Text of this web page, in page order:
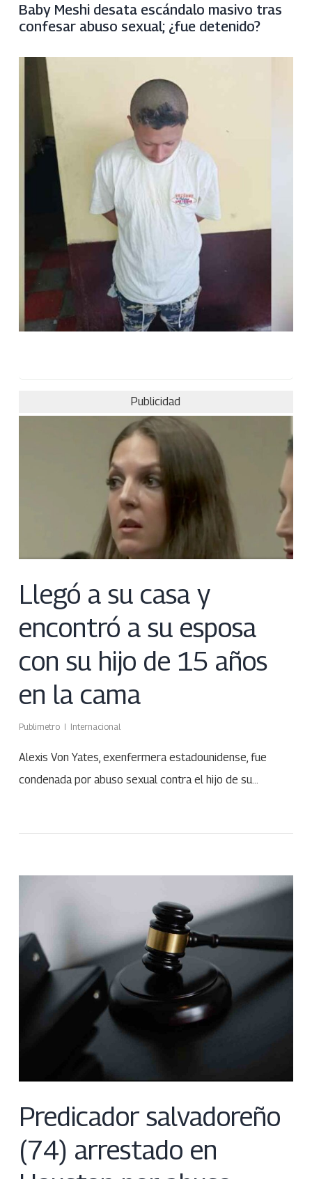
Baby Meshi desata escándalo masivo tras
confesar abuso sexual; ¿fue detenido?
Publicidad
Llegó a su casa y
encontró a su esposa
con su hijo de 15 años
en la cama
Publimetro Internacional
Alexis Von Yates, exenfermera estadounidense, fue
condenada por abuso sexual contra el hijo de su…
Predicador salvadoreño
(74) arrestado en